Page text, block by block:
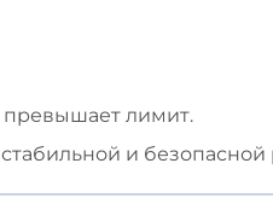
превышает лимит.
и безопасной